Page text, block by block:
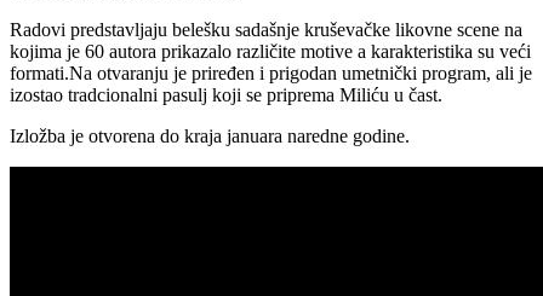
Radovi predstavljaju belešku sadašnje kruševačke likovne scene na
kojima je 60 autora prikazalo različite motive a karakteristika su veći
formati.Na otvaranju je priređen i prigodan umetnički program, ali je
izostao tradcionalni pasulj koji se priprema Miliću u čast.
Izložba je otvorena do kraja januara naredne godine.